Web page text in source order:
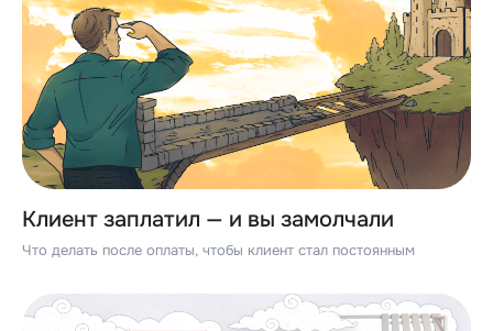
Клиент заплатил — и вы замолчали
Что делать после оплаты, чтобы клиент стал постоянным